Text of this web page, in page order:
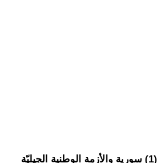
(1) سورية والأزمة الوطنية الجيليّة